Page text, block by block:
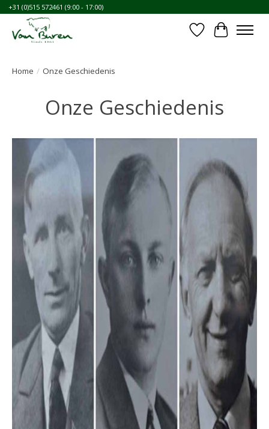
+31 (0)515 572461 (9:00 - 17:00)
Verlanglijst
Home / Onze Geschiedenis
Onze Geschiedenis